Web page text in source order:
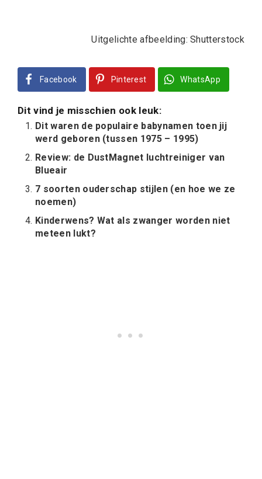
Uitgelichte afbeelding: Shutterstock
Facebook Pinterest WhatsApp
Dit vind je misschien ook leuk:
Dit waren de populaire babynamen toen jij
werd geboren (tussen 1975 – 1995)
Review: de DustMagnet luchtreiniger van
Blueair
7 soorten ouderschap stijlen (en hoe we ze
noemen)
Kinderwens? Wat als zwanger worden niet
meteen lukt?